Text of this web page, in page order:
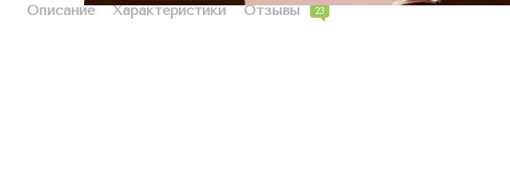
Описание Характеристики Отзывы 23